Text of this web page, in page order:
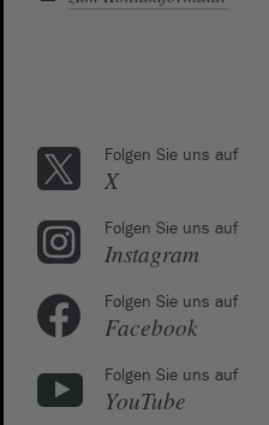
Folgen Sie uns auf
X
Folgen Sie uns auf
Instagram
Folgen Sie uns auf
Facebook
Folgen Sie uns auf
YouTube